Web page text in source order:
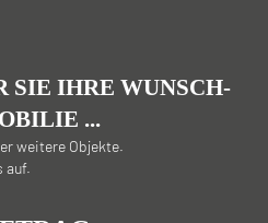
SIE IHRE WUNSCH-
...
weitere Objekte.
auf.